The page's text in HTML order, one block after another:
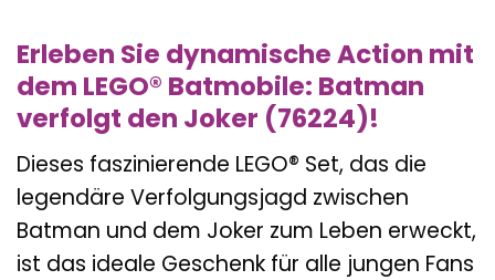
Erleben Sie dynamische Action mit
dem LEGO® Batmobile: Batman
verfolgt den Joker (76224)!
Dieses faszinierende LEGO® Set, das die
legendäre Verfolgungsjagd zwischen
Batman und dem Joker zum Leben erweckt,
ist das ideale Geschenk für alle jungen Fans